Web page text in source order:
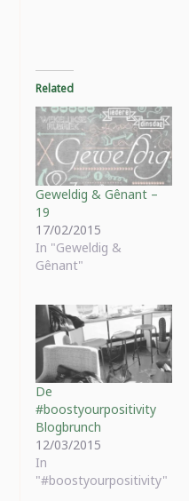
Related
Geweldig & Gênant –
19
17/02/2015
In "Geweldig &
Gênant"
De
#boostyourpositivity
Blogbrunch
12/03/2015
In
"#boostyourpositivity"